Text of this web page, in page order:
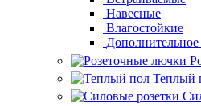
Навесные
Влагостойкие
Теплый